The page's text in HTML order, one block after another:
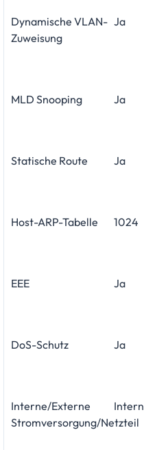
Dynamische VLAN-
Zuweisung
Ja
MLD Snooping Ja
Statische Route Ja
Host-ARP-Tabelle 1024
EEE Ja
DoS-Schutz Ja
Interne/Externe
Stromversorgung/Netzteil
Intern